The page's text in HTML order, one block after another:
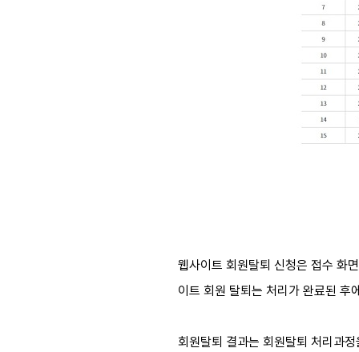
웹사이트 회원탈퇴 신청은 접수 화
이트 회원 탈퇴는 처리가 완료된
회원탈퇴 결과는 회원탈퇴 처리과